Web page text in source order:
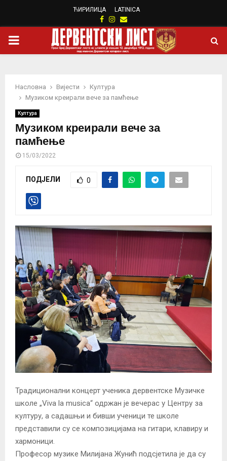
ЋИРИЛИЦА LATINICA
Facebook
Instagram
Email
PRIMARY
Насловна Вијести
Култура
Музиком креирали вече за памћење
Култура
Музиком креирали вече за
памћење
15/03/2022
ПОДЈЕЛИ 0
Традиционални концерт ученика дервентске Музичке
школе „Viva la musica“ одржан је вечерас у Центру за
културу, а садашњи и бивши ученици те школе
представили су се композицијама на гитари, клавиру и
хармоници.
Професор музике Милијана Жунић подсјетила је да су